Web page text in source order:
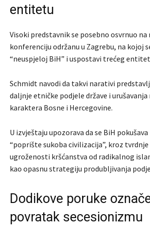
entitetu
Visoki predstavnik se posebno osvrnuo na
konferenciju održanu u Zagrebu, na kojoj
“neuspjeloj BiH” i uspostavi trećeg
Schmidt navodi da takvi narativi
daljnje etničke podjele države i
karaktera Bosne i Hercegovine.
U izvještaju upozorava da se BiH
“poprište sukoba civilizacija”, kroz
ugroženosti kršćanstva od radikalnog
kao opasnu strategiju produbljivanja
Dodikove poruke
povratak secesionizmu